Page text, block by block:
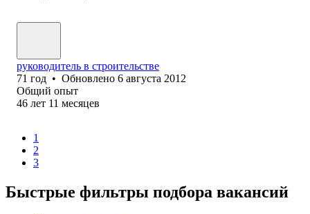
руководитель в строительстве
71 год • Обновлено 6 августа 2012
Общий опыт
46 лет 11 месяцев
1
2
3
Быстрые фильтры подбора вакансий